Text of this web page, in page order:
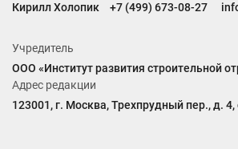
Учредитель
ООО «Институт развития строительной
Адрес редакции
123001, г. Москва, Трехпрудный пер., д. 4,
Кирилл Холопик
+7 (499) 673-08-27